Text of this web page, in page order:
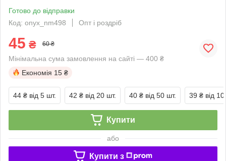
Готово до відправки
Код: onyx_nm498
Опт і роздріб
45 ₴ 60 ₴
Мінімальна сума замовлення на сайті — 400 ₴
Економія 15 ₴
44 ₴ від 5 шт. 42 ₴ від 20 шт. 40 ₴ від 50 шт. 39 ₴ від
Купити
або
Купити з